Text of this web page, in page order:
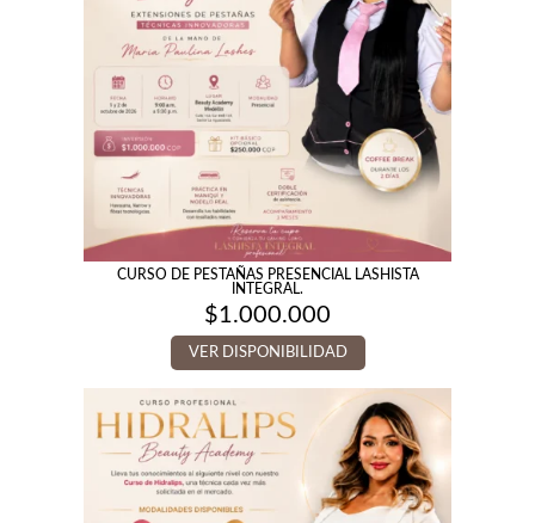
CURSO DE PESTAÑAS PRESENCIAL LASHISTA
INTEGRAL.
$1.000.000
VER DISPONIBILIDAD